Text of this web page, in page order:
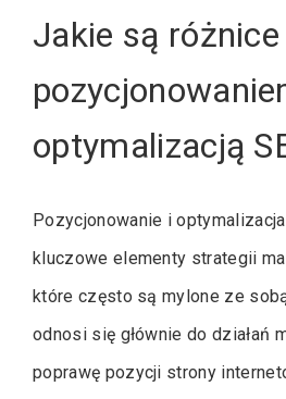
Jakie są
optymalizacją
Pozycjonowanie i
kluczowe elementy strategii
które często są mylone ze
odnosi się głównie do działań
poprawę pozycji strony